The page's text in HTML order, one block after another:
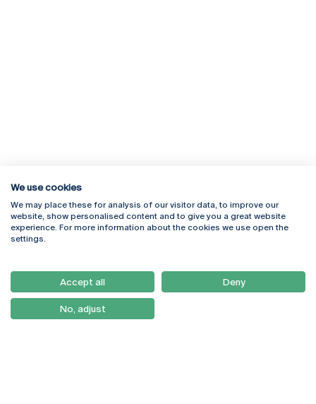
Rua Diogo Botelho 1327
4169-005 Porto
+351 226 196 240
Campus Online
Webmail
Como Chegar
Newsletter
We use cookies
We may place these for analysis of our visitor data, to improve our
website, show personalised content and to give you a great website
experience. For more information about the cookies we use open the
settings.
Accept all Deny
No, adjust